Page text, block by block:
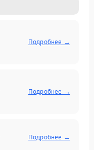
Подробнее →
Подробнее →
Подробнее →